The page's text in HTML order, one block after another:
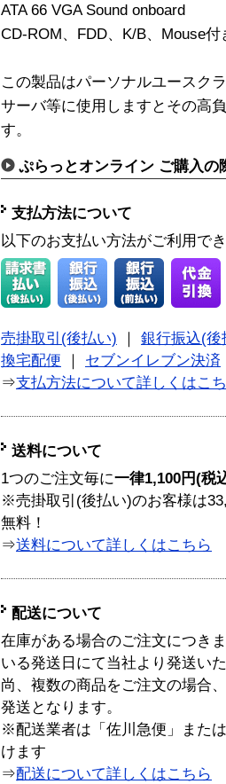
ATA 66 VGA Sound onboard
CD-ROM、FDD、K/B、Mouse付
この製品はパーソナルユースク
サーバ等に使用しますとその高
す。
ぷらっとオンライン ご購入の
支払方法について
以下のお支払い方法がご利用で
売掛取引(後払い)
銀行振込(後
換宅配便
セブンイレブン決済
⇒支払方法について詳しくはこ
送料について
1つのご注文毎に一律1,100円(税
※売掛取引(後払い)のお客様は
無料！
⇒送料について詳しくはこちら
配送について
在庫がある場合のご注文につき
いる発送日にて当社より発送い
尚、複数の商品をご注文の場合
発送となります。
※配送業者は「佐川急便」また
けます
⇒配送について詳しくはこちら